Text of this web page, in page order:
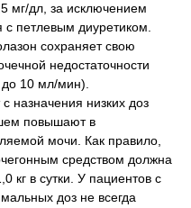
мг/дл, за исключением
с петлевым диуретиком.
сохраняет свою
недостаточности
10 мл/мин).
назначения низких доз
повышают в
мочи. Как правило,
средством должна
кг в сутки. У пациентов с
доз не всегда